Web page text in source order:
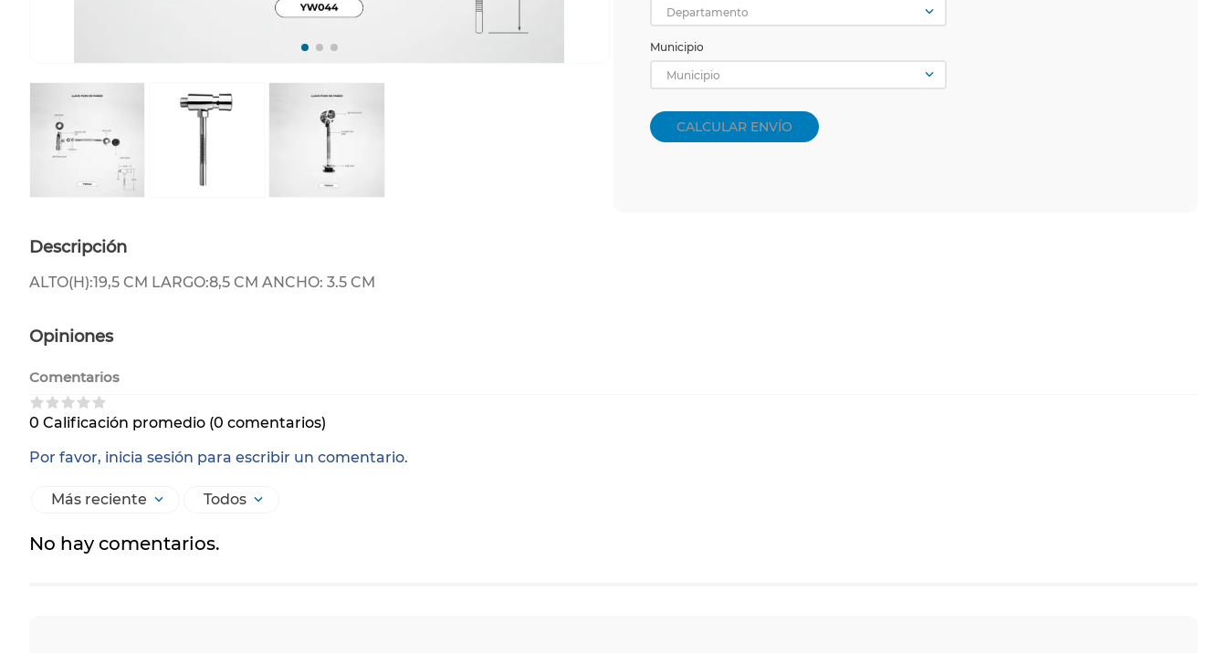
Departamento
Municipio
Municipio
CALCULAR ENVÍO
Descripción
ALTO(H):19,5 CM LARGO:8,5 CM ANCHO: 3.5 CM
Opiniones
Comentarios
0 Calificación promedio (0 comentarios)
Por favor, inicia sesión para escribir un comentario.
Más reciente Todos
No hay comentarios.